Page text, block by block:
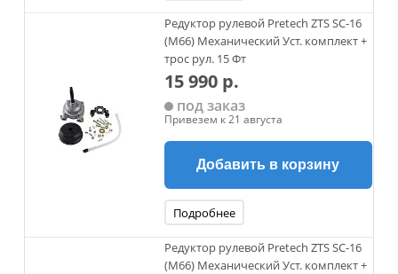
Редуктор рулевой Pretech ZTS SC-16
(M66) Механический Уст. комплект +
трос рул. 15 Фт
15 990 р.
под заказ
Привезем к 21 августа
Добавить в корзину
Подробнее
Редуктор рулевой Pretech ZTS SC-16
(M66) Механический Уст. комплект +